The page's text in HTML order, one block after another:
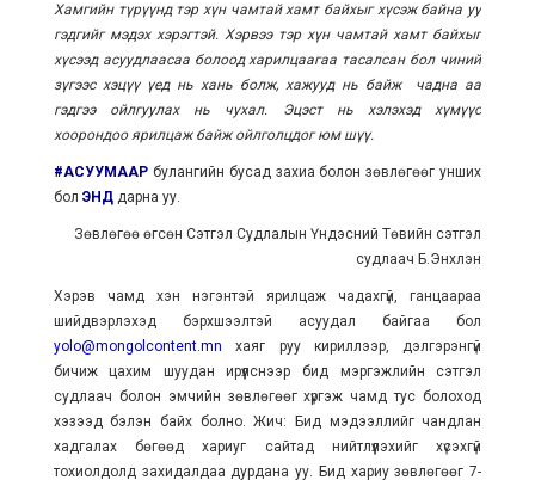
Хамгийн түрүүнд тэр хүн чамтай хамт байхыг хүсэж байна уу
гэдгийг мэдэх хэрэгтэй. Хэрвээ тэр хүн чамтай хамт байхыг
хүсээд асуудлаасаа болоод харилцаагаа тасалсан бол чиний
зүгээс хэцүү үед нь хань болж, хажууд нь байж чадна аа
гэдгээ ойлгуулах нь чухал. Эцэст нь хэлэхэд хүмүүс
хоорондоо ярилцаж байж ойлголцдог юм шүү.
#АСУУМААР булангийн бусад захиа болон зөвлөгөөг унших
бол ЭНД дарна уу.
Зөвлөгөө өгсөн Сэтгэл Судлалын Үндэсний Төвийн сэтгэл
судлаач Б.Энхлэн
Хэрэв чамд хэн нэгэнтэй ярилцаж чадахгүй, ганцаараа
шийдвэрлэхэд бэрхшээлтэй асуудал байгаа бол
yolo@mongolcontent.mnхаяг руу кириллээр, дэлгэрэнгүй
бичиж цахим шуудан ирүүлснээр бид мэргэжлийн сэтгэл
судлаач болон эмчийн зөвлөгөөг хүргэж чамд тус болоход
хэзээд бэлэн байх болно. Жич: Бид мэдээллийг чандлан
хадгалах бөгөөд хариуг сайтад нийтлүүлэхийг хүсэхгүй
тохиолдолд захидалдаа дурдана уу. Бид хариу зөвлөгөөг 7-